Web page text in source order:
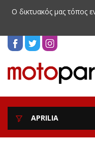
Ο δικτυακός μας τόπος
APRILIA